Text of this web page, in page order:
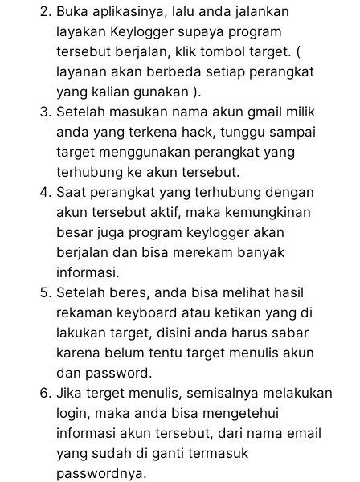
Buka aplikasinya, lalu anda jalankan
layakan Keylogger supaya program
tersebut berjalan, klik tombol target. (
layanan akan berbeda setiap perangkat
yang kalian gunakan ).
Setelah masukan nama akun gmail milik
anda yang terkena hack, tunggu sampai
target menggunakan perangkat yang
terhubung ke akun tersebut.
Saat perangkat yang terhubung dengan
akun tersebut aktif, maka kemungkinan
besar juga program keylogger akan
berjalan dan bisa merekam banyak
informasi.
Setelah beres, anda bisa melihat hasil
rekaman keyboard atau ketikan yang di
lakukan target, disini anda harus sabar
karena belum tentu target menulis akun
dan password.
Jika terget menulis, semisalnya melakukan
login, maka anda bisa mengetehui
informasi akun tersebut, dari nama email
yang sudah di ganti termasuk
passwordnya.